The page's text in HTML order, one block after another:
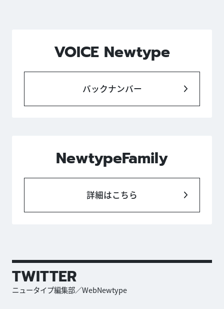
VOICE Newtype
バックナンバー
NewtypeFamily
詳細はこちら
TWITTER
ニュータイプ編集部／WebNewtype